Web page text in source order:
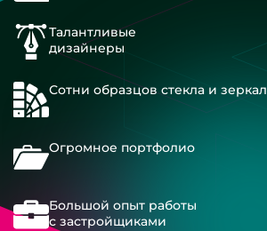
Талантливые
дизайнеры
Сотни образцов стекла и зеркал
Огромное портфолио
Большой опыт работы
с застройщиками